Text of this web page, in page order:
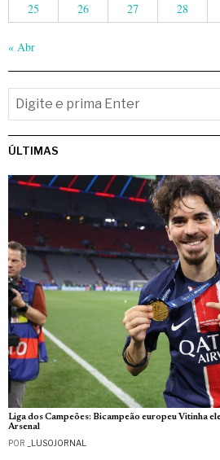
25
26 27 28
« Abr
ÚLTIMAS
Liga dos Campeões: Bicampeão europeu Vitinha
Arsenal
POR _LUSOJORNAL